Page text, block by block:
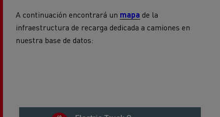
A continuación encontrará un mapa de la
infraestructura de recarga dedicada a camiones en
nuestra base de datos: